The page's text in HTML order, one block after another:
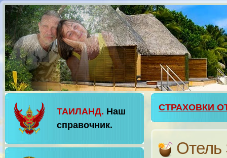
ТАИЛАНД. Наш
справочник.
СТРАХОВКИ
Отель